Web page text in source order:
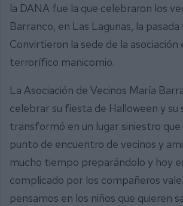
la DANA fue la que celebraron los
Barranco, en Las Lagunas, la pasada
Convirtieron la sede de la asociación
terrorífico manicomio.
La Asociación de Vecinos María
celebrar su fiesta de Halloween y su
transformó en un lugar siniestro
punto de encuentro de vecinos y
mucho tiempo preparándolo y hoy
complicado por los compañeros
pensamos en los niños que quieren